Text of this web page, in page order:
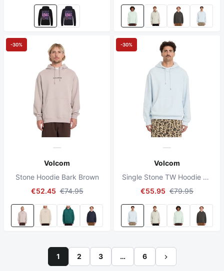
Volcom
Stone Hoodie Bark Brown
€52.45 €74.95
-30%
Volcom
Single Stone TW Hoodie Light Blue Acid
€55.95 €79.95
-30%
1 2 3 … 6